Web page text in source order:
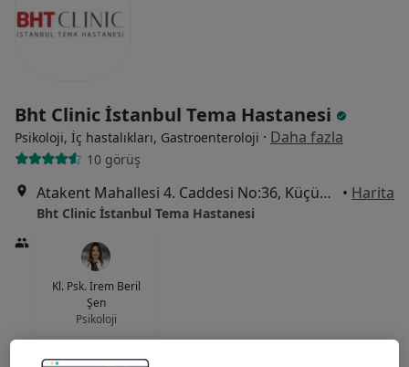
Bht Clinic İstanbul Tema Hastanesi
Psikoloji, İç hastalıkları, Gastroenteroloji · Daha fazla
10 görüş
Atakent Mahallesi 4. Caddesi No:36, Küçükçekmece • Harita
Bht Clinic İstanbul Tema Hastanesi
Kl. Psk. İrem Beril
Şen
Psikoloji